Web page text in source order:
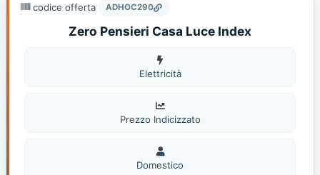
codice offerta ADHOC290
Zero Pensieri Casa Luce Index
Elettricità
Elettricità
Prezzo Indicizzato
Domestico
Domestico